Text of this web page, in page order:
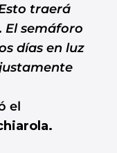
traerá
El semáforo
días en luz
el